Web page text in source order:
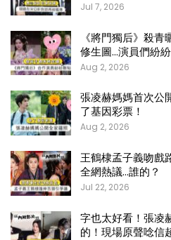
Jul 7, 2026
《將門獨后》殺
修生圖…演員們紛紛
Aug 2, 2026
張凌赫媽媽首次公
了基因彩票！
Aug 2, 2026
王鶴棣孟子義吻戲
全網熱議…誰的？
Jul 22, 2026
字也太好看！張凌
的！現場原聲唸信